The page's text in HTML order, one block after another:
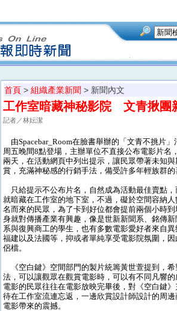
首頁 > 組織產業新聞 > 新聞內文
工作室暗藏神秘影院 文青揪團
記者／林妘潔
由Spacebar_Room在臉書舉辦的「文青不挑片
周五晚間8點登場，主辦單位不直接公布電影片名
兩天，在活動網頁中列出提示，讓民眾帶著未知
賞，充滿神秘感的行銷手法，備受許多年輕族群
只給提示不公布片名，自然成為活動最佳賣點
就暗藏在工作室的地下室，不過，礙於空間容納
名而來的民眾，為了卡到好位都會提前兩個小時
身就對傳播產業有興趣，像是世新新聞系、銘傳
系與復興商工的學生，也有多數電影愛好者來自
福建以及法國等，抑或者單純享受電影院氛圍，
侶檔。
《空白鍵》空間部門的製片統籌黃世萱提到，
法，可以讓觀眾在觀賞電影時，可以有不同凡響
電影的民眾往往在電影放映完畢後，對《空白鍵
待在工作室流連忘返，一邊欣賞設計師設計的周
電影帶來的震撼。